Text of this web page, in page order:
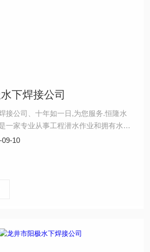
下焊接公司
接公司、十年如一日,为您服务.恒隆水
一家专业从事工程潜水作业和拥有水下
业，水下施工人员全部取得国家潜水员
潜水员专业证书，水下无损检测人员资
不断挑战新技术，新工艺，努力提高专
户提供的服务。
09-10